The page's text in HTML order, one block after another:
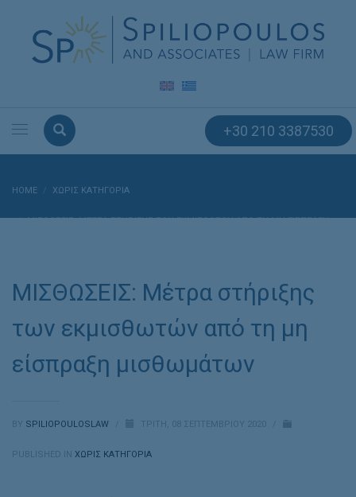
+30 210 3387530
HOME ΧΩΡΊΣ ΚΑΤΗΓΟΡΊΑ
ΜΙΣΘΩΣΕΙΣ: ΜΈΤΡΑ ΣΤΉΡΙΞΗΣ ΤΩΝ ΕΚΜΙΣΘΩΤΏΝ ΑΠΌ ΤΗ ΜΗ ΕΊΣΠΡΑΞΗ
ΜΙΣΘΩΣΕΙΣ: Μέτρα στήριξης
των εκμισθωτών από τη μη
είσπραξη μισθωμάτων
BY SPILIOPOULOSLAW ΤΡΊΤΗ, 08 ΣΕΠΤΕΜΒΡΊΟΥ 2020
PUBLISHED IN ΧΩΡΊΣ ΚΑΤΗΓΟΡΊΑ